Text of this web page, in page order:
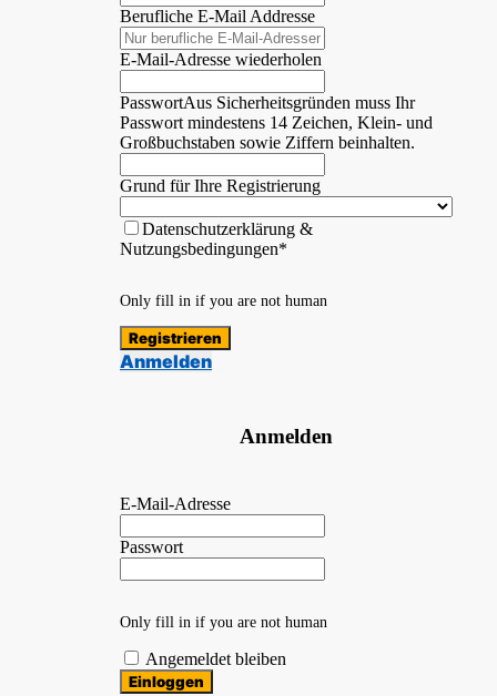
Berufliche E-Mail Addresse
E-Mail-Adresse wiederholen
PasswortAus Sicherheitsgründen muss Ihr
Passwort mindestens 14 Zeichen, Klein- und
Großbuchstaben sowie Ziffern beinhalten.
Grund für Ihre Registrierung
Datenschutzerklärung &
Nutzungsbedingungen*
Only fill in if you are not human
Anmelden
Anmelden
E-Mail-Adresse
Passwort
Only fill in if you are not human
Angemeldet bleiben